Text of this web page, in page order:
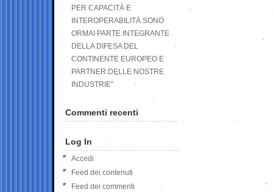
PER CAPACITÀ E
INTEROPERABILITÀ SONO
ORMAI PARTE INTEGRANTE
DELLA DIFESA DEL
CONTINENTE EUROPEO E
PARTNER DELLE NOSTRE
INDUSTRIE”
Commenti recenti
Log In
Accedi
Feed dei contenuti
Feed dei commenti